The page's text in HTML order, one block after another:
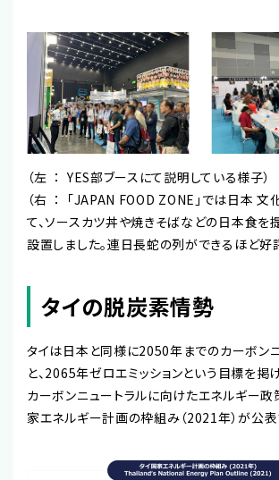
（左 ： YES部ブースにて説明している様子）
（右 ： 「JAPAN FOOD ZONE」では日本 文
て、ソースカツ丼や焼きそばなどの日本食を
設置しました。連日長蛇の列ができるほど好評
タイの脱炭素情勢
タイは日本と同様に2050年までのカーボン
と、2065年ゼロエミッションという目標を掲
カーボンニュートラルに向けたエネルギー政
家エネルギー計画の枠組み（2021年）が公表